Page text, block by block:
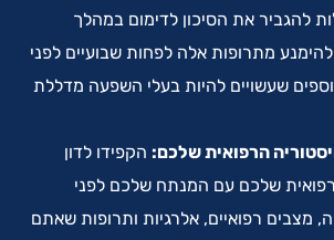
להגביר את הסיכון לדימום במהלך
מתרופות אלה לפחות שבועיים לפני
שעשויים להיות בעלי השפעה מדללת
הרפואית שלכם: הקפידו לדון
שלכם עם המנתח שלכם לפני
מצבים רפואיים, אלרגיות ותרופות שאתם